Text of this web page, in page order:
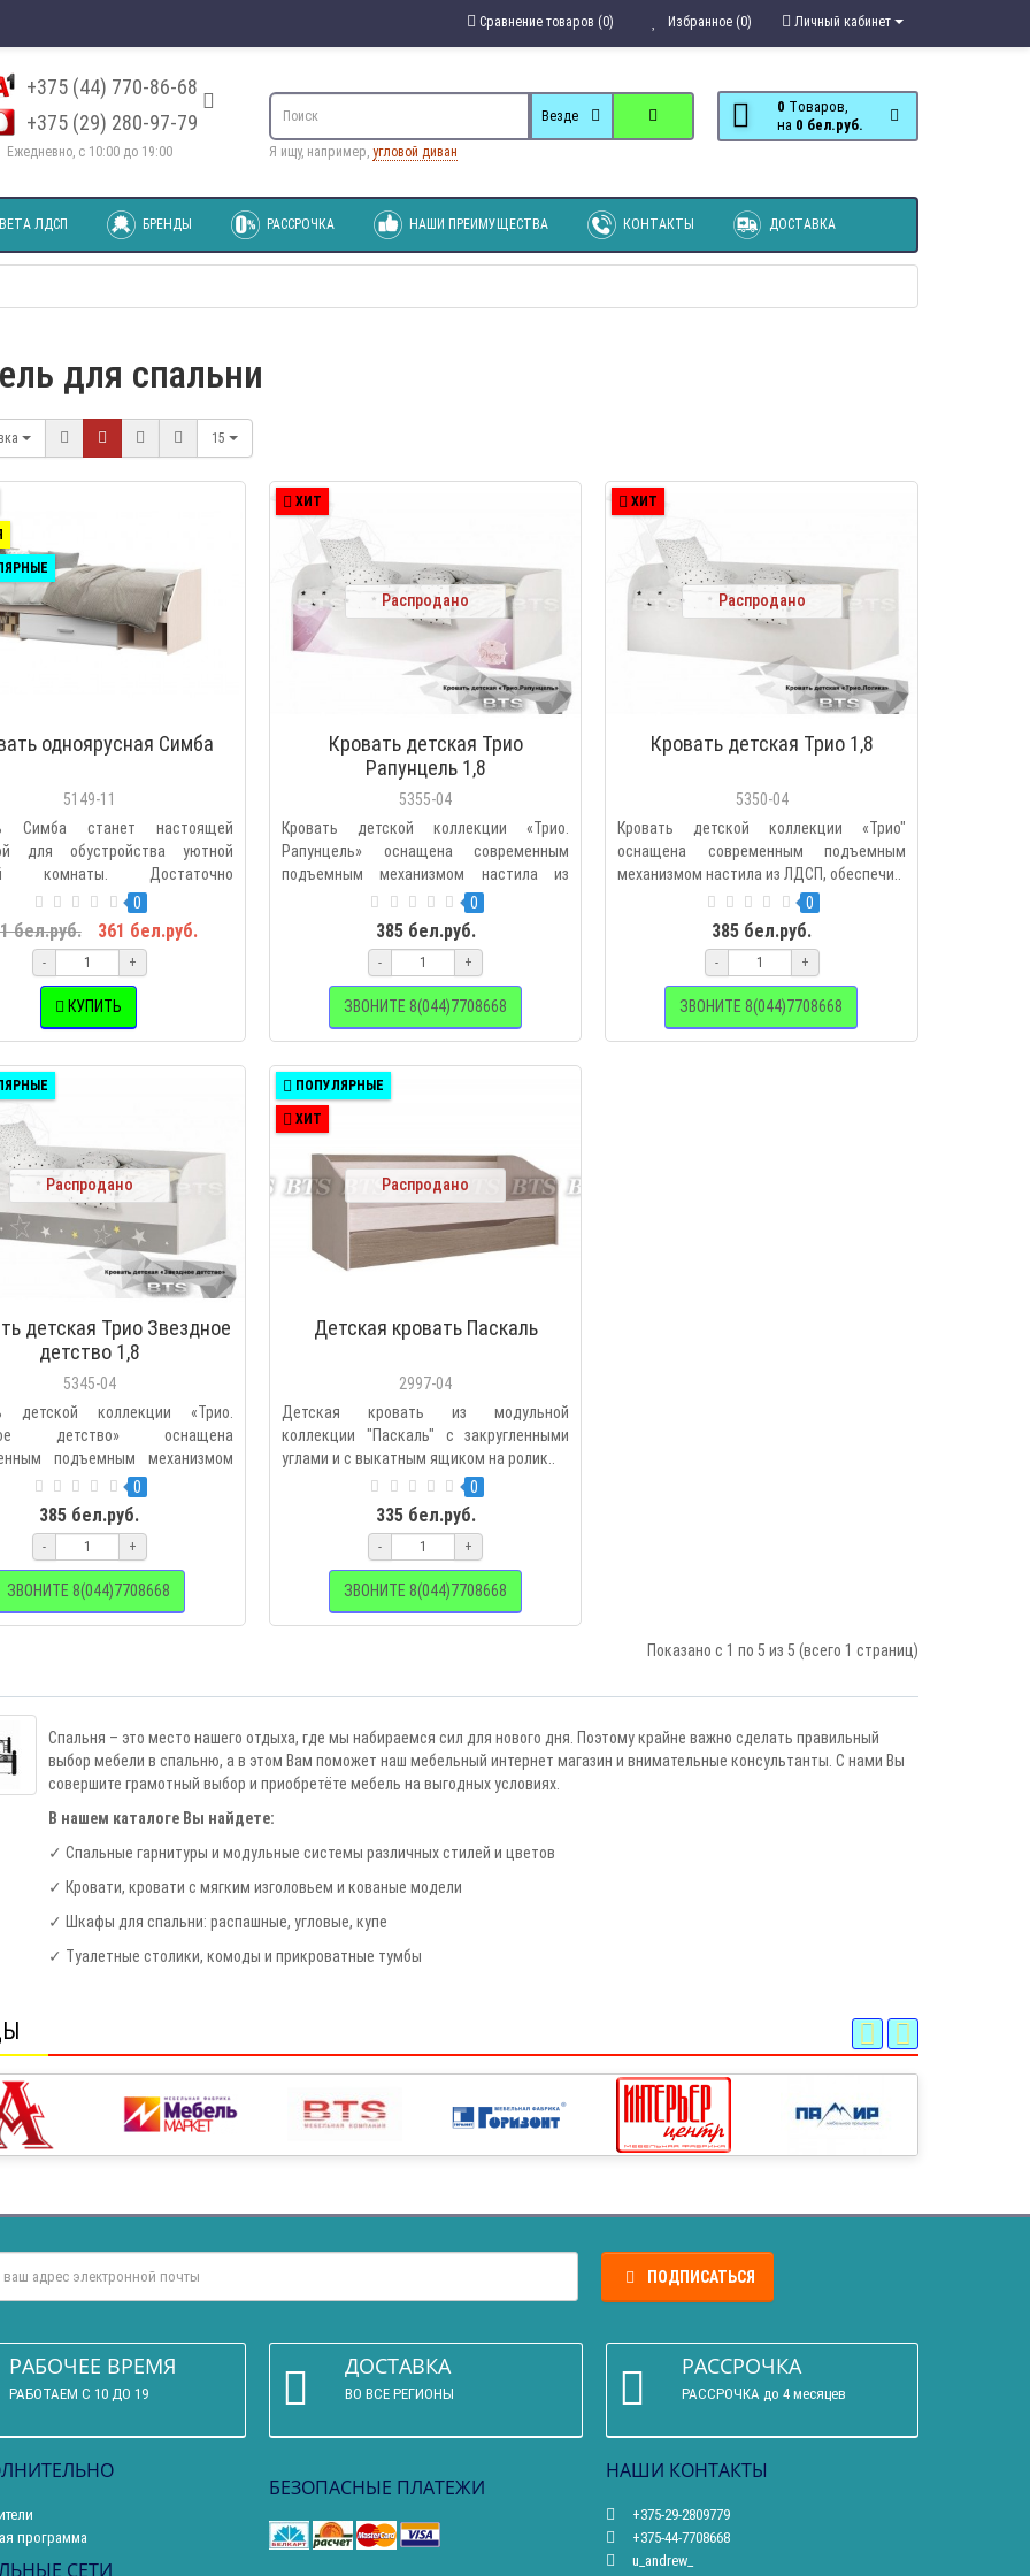
Личный кабинет
Избранное (0)
Сравнение товаров (0)
+375 (44) 770-86-68
+375 (29) 280-97-79
Ежедневно, с 10:00 до 19:00
0 Tоваров,
на
0 бел.руб.
Везде
Я ищу, например, угловой диван
ЛДСП БРЕНДЫ РАССРОЧКА НАШИ ПРЕИМУЩЕСТВА КОНТАКТЫ ДОСТАВКА
для спальни
15
одноярусная Симба
5149-11
Симба станет настоящей
для обустройства уютной
комнаты. Достаточно
0
бел.руб. 361 бел.руб.
- +
КУПИТЬ
ХИТ
Распродано
Кровать детская Трио
Рапунцель 1,8
5355-04
Кровать детской коллекции «Трио.
Рапунцель» оснащена современным
подъемным механизмом настила из
0
385 бел.руб.
- +
ЗВОНИТЕ 8(044)7708668
ХИТ
Распродано
Кровать детская Трио 1,8
5350-04
Кровать детской коллекции «Трио"
оснащена современным подъемным
механизмом настила из ЛДСП, обеспечи..
0
385 бел.руб.
- +
ЗВОНИТЕ 8(044)7708668
Распродано
детская Трио Звездное
детство 1,8
5345-04
детской коллекции «Трио.
детство» оснащена
подъемным механизмом
0
385 бел.руб.
- +
ЗВОНИТЕ 8(044)7708668
ПОПУЛЯРНЫЕ
ХИТ
Распродано
Детская кровать Паскаль
2997-04
Детская кровать из модульной
коллекции "Паскаль" с закругленными
углами и с выкатным ящиком на ролик..
0
335 бел.руб.
- +
ЗВОНИТЕ 8(044)7708668
Показано с 1 по 5 из 5 (всего 1 страниц)
Спальня – это место нашего отдыха, где мы набираемся сил для нового дня. Поэтому крайне важно сделать правильный
выбор мебели в спальню, а в этом Вам поможет наш мебельный интернет магазин и внимательные консультанты. С нами Вы
совершите грамотный выбор и приобретёте мебель на выгодных условиях.
В нашем каталоге Вы найдете:
✓ Спальные гарнитуры и модульные системы различных стилей и цветов
✓ Кровати, кровати с мягким изголовьем и кованые модели
✓
Шкафы для спальни: распашные, угловые, купе
✓ Туалетные столики, комоды и прикроватные тумбы
ПОДПИСАТЬСЯ
РАБОЧЕЕ ВРЕМЯ
РАБОТАЕМ С 10 ДО 19
ДОСТАВКА
ВО ВСЕ РЕГИОНЫ
РАССРОЧКА
РАССРОЧКА до 4 месяцев
программа
СЕТИ
БЕЗОПАСНЫЕ ПЛАТЕЖИ
НАШИ КОНТАКТЫ
+375-29-2809779
+375-44-7708668
u_andrew_